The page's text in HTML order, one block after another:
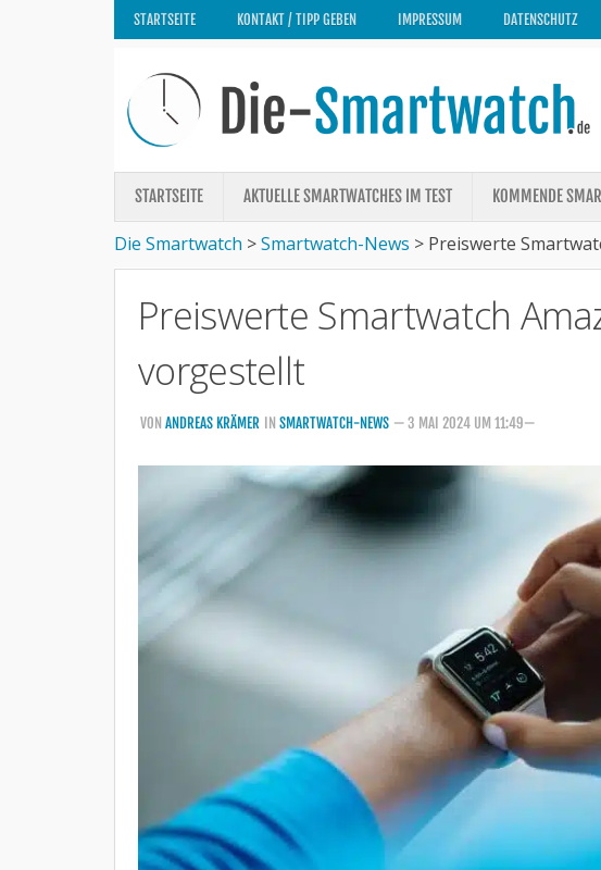
STARTSEITE KONTAKT / TIPP GEBEN IMPRESSUM DATENSCHUTZ
STARTSEITE AKTUELLE SMARTWATCHES IM TEST KOMMENDE
Die Smartwatch >Smartwatch-News > Preiswerte
Preiswerte Smartwatch
vorgestellt
VON ANDREAS KRÄMER IN SMARTWATCH-NEWS — 3 MAI 2024 UM 11:49—